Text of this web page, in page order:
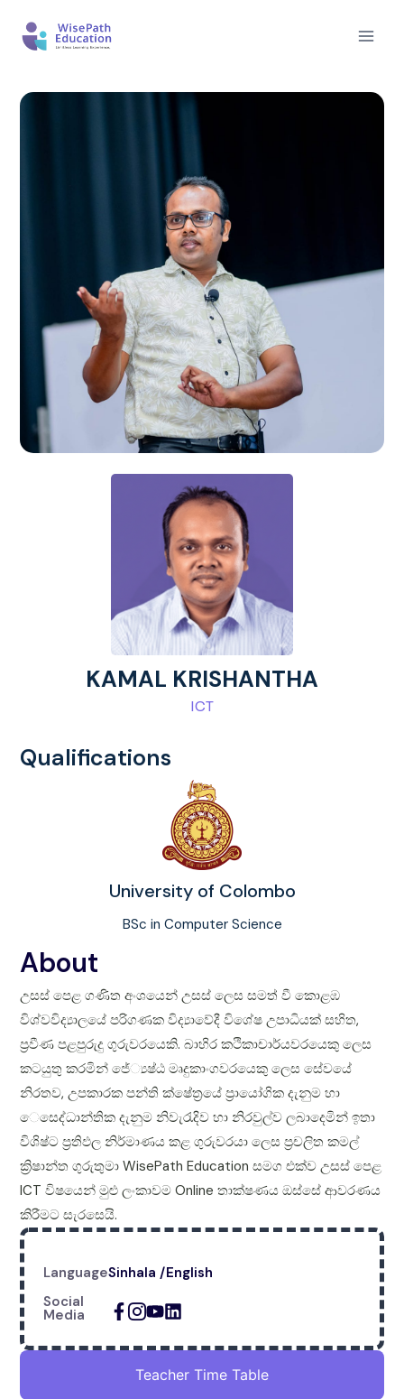
KAMAL KRISHANTHA
ICT
Qualifications
University of Colombo
BSc in Computer Science
About
උසස් පෙළ ගණිත අංශයෙන් උසස් ලෙස සමත් වී කොළඹ
විශ්වවිද්‍යාලයේ පරිගණක විද්‍යාවේදී විශේෂ උපාධියක් සහිත,
ප‍්‍රවීණ පළපුරුදු ගුරුවරයෙකි. බාහිර කථිකාචාර්යවරයෙකු ලෙස
කටයුතු කරමින් ජේ්‍යෂ්ඨ මෘදුකාංගවරයෙකු ලෙස සේවයේ
නිරතව, උපකාරක පන්ති ක්ෂේත‍්‍රයේ ප‍්‍රායෝගික දැනුම හා
ෙසෙද්ධාන්තික දැනුම නිවැරැදිව හා නිරවුල්ව ලබාදෙමින් ඉතා
විශිෂ්ට ප‍්‍රතිඵල නිර්මාණය කළ ගුරුවරයා ලෙස ප‍්‍රචලිත කමල්
ක්‍රිෂාන්ත ගුරුතුමා WisePath Education සමග එක්ව උසස් පෙළ
ICT විෂයෙන් මුළු ලංකාවම Online තාක්ෂණය ඔස්සේ ආවරණය
කිරීමට සැරසෙයි.
LanguageSinhala /English
Social
Media
Teacher Time Table